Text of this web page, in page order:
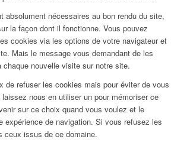
absolument nécessaires au bon rendu du site,
la façon dont il fonctionne. Vous pouvez
cookies via les options de votre navigateur et
Mais le message vous demandant de les
nouvelle visite sur notre site.
de refuser les cookies mais pour éviter de vous
nous en utiliser un pour mémoriser ce
sur ce choix quand vous voulez et le
expérience de navigation. Si vous refusez les
ceux issus de ce domaine.